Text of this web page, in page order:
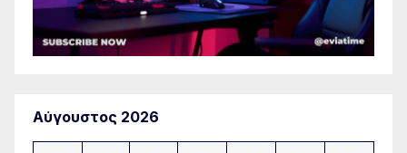
Αύγουστος 2026